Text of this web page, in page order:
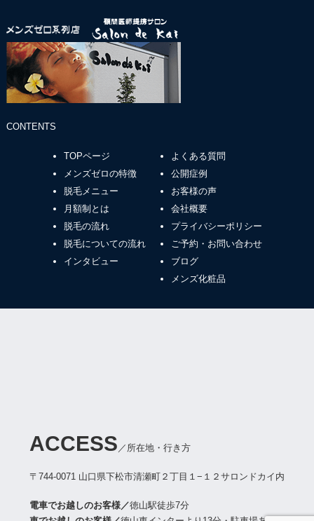
CONTENTS
TOPページ
メンズゼロの特徴
脱毛メニュー
月額制とは
脱毛の流れ
脱毛についての流れ
インタビュー
よくある質問
公開症例
お客様の声
会社概要
プライバシーポリシー
ご予約・お問い合わせ
ブログ
メンズ化粧品
ACCESS ／所在地・行き方
〒744-0071 山口県下松市清瀬町２丁目１−１２ サロンドカイ内
電車でお越しのお客様／徳山駅徒歩7分